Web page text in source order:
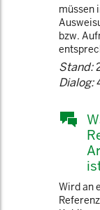
müssen
bzw.
Stand:
Dialog:
Wird an